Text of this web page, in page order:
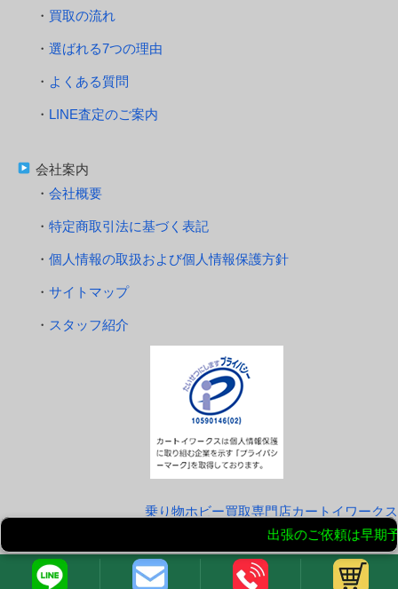
買取の流れ
選ばれる7つの理由
よくある質問
LINE査定のご案内
会社案内
会社概要
特定商取引法に基づく表記
個人情報の取扱および個人情報保護方針
サイトマップ
スタッフ紹介
乗り物ホビー買取専門店カートイワークス
Copyright © 2026 カートイワークス All rights Reserved.